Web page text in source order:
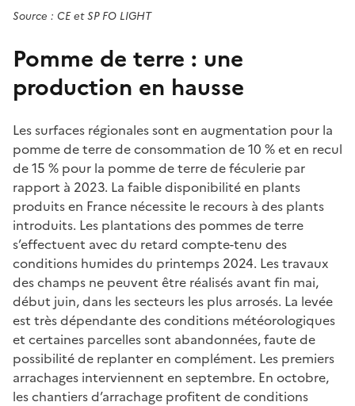
Source : CE et SP FO LIGHT
Pomme de terre : une
production en hausse
Les surfaces régionales sont en augmentation pour la
pomme de terre de consommation de 10 % et en recul
de 15 % pour la pomme de terre de féculerie par
rapport à 2023. La faible disponibilité en plants
produits en France nécessite le recours à des plants
introduits. Les plantations des pommes de terre
s’effectuent avec du retard compte-tenu des
conditions humides du printemps 2024. Les travaux
des champs ne peuvent être réalisés avant fin mai,
début juin, dans les secteurs les plus arrosés. La levée
est très dépendante des conditions météorologiques
et certaines parcelles sont abandonnées, faute de
possibilité de replanter en complément. Les premiers
arrachages interviennent en septembre. En octobre,
les chantiers d’arrachage profitent de conditions